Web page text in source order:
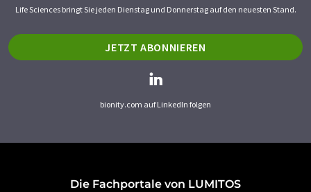
Life Sciences bringt Sie jeden Dienstag und Donnerstag auf den neuesten Stand.
JETZT ABONNIEREN
bionity.com auf LinkedIn folgen
Die Fachportale von LUMITOS